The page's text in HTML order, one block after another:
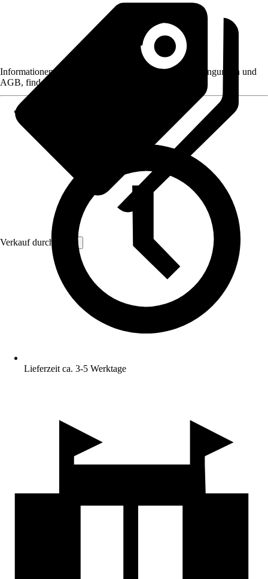
Verkauf durch: Vivol
Informationen des Verkäufers, wie z. B. Rückgabebedingungen und
AGB, finden Sie bei Klick auf den Verkäufernamen.
Lieferzeit ca. 3-5 Werktage